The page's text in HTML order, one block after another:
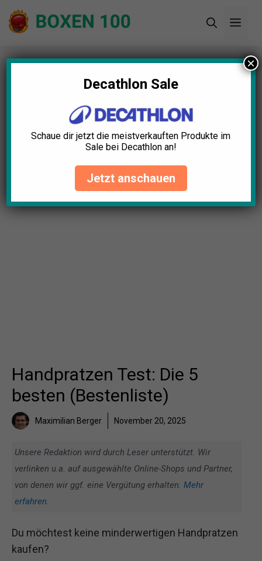
Zum
Inhalt
Startseite»Blog»Handpratzen Test: Die 5
besten (Bestenliste)
Handpratzen Test: Die 5
besten (Bestenliste)
Maximilian Berger November 20, 2025
Unsere Redaktion wird durch Leser unterstützt. Wir
verlinken u.a. auf ausgewählte Online-Shops und Partner,
von denen wir ggf. eine Vergütung erhalten. Mehr
erfahren.
Du möchtest keine minderwertigen Handpratzen
kaufen?
Decathlon Sale
Schaue dir jetzt die meistverkauften Produkte im
Sale bei Decathlon an!
Jetzt anschauen
×